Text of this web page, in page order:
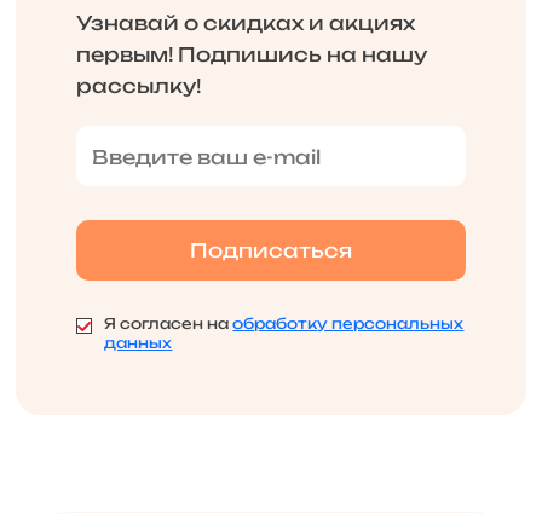
Узнавай о скидках и акциях
первым! Подпишись на нашу
рассылку!
Я согласен наобработку персональных
данных